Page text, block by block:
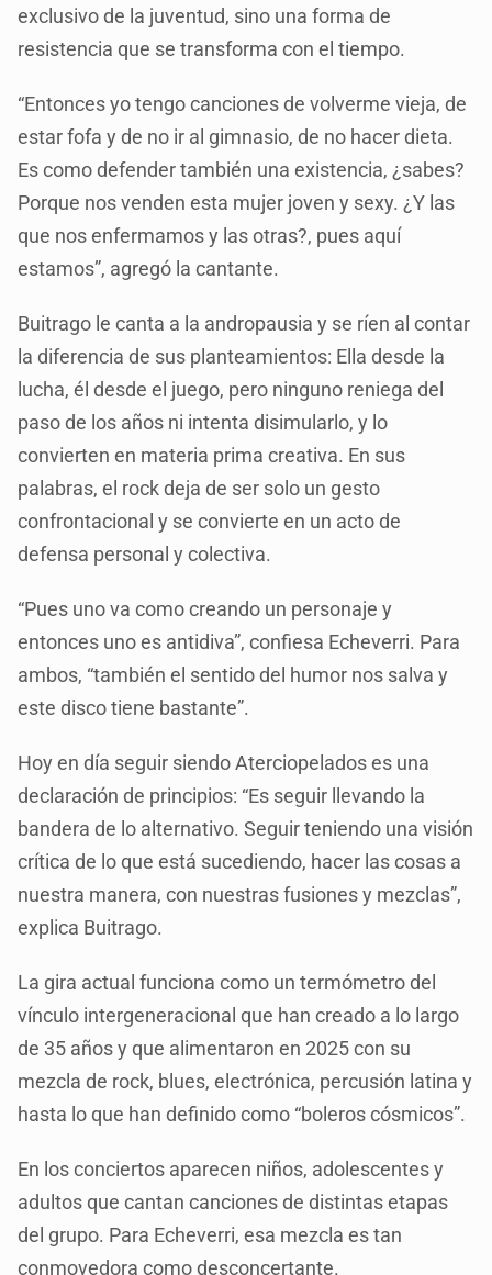
exclusivo de la juventud, sino una forma de
resistencia que se transforma con el tiempo.
“Entonces yo tengo canciones de volverme vieja, de
estar fofa y de no ir al gimnasio, de no hacer dieta.
Es como defender también una existencia, ¿sabes?
Porque nos venden esta mujer joven y sexy. ¿Y las
que nos enfermamos y las otras?, pues aquí
estamos”, agregó la cantante.
Buitrago le canta a la andropausia y se ríen al contar
la diferencia de sus planteamientos: Ella desde la
lucha, él desde el juego, pero ninguno reniega del
paso de los años ni intenta disimularlo, y lo
convierten en materia prima creativa. En sus
palabras, el rock deja de ser solo un gesto
confrontacional y se convierte en un acto de
defensa personal y colectiva.
“Pues uno va como creando un personaje y
entonces uno es antidiva”, confiesa Echeverri. Para
ambos, “también el sentido del humor nos salva y
este disco tiene bastante”.
Hoy en día seguir siendo Aterciopelados es una
declaración de principios: “Es seguir llevando la
bandera de lo alternativo. Seguir teniendo una visión
crítica de lo que está sucediendo, hacer las cosas a
nuestra manera, con nuestras fusiones y mezclas”,
explica Buitrago.
La gira actual funciona como un termómetro del
vínculo intergeneracional que han creado a lo largo
de 35 años y que alimentaron en 2025 con su
mezcla de rock, blues, electrónica, percusión latina y
hasta lo que han definido como “boleros cósmicos”.
En los conciertos aparecen niños, adolescentes y
adultos que cantan canciones de distintas etapas
del grupo. Para Echeverri, esa mezcla es tan
conmovedora como desconcertante.